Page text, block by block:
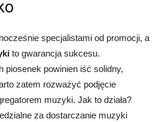
specjalistami od promocji, a
to gwarancja sukcesu.
piosenek powinien iść solidny,
zatem rozważyć podjęcie
muzyki. Jak to działa?
za dostarczanie muzyki